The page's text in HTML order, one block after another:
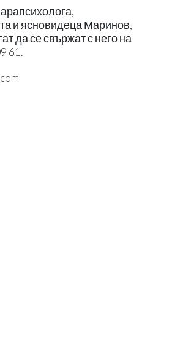
и ясновидеца Маринов,
да се свържат с него на
61.